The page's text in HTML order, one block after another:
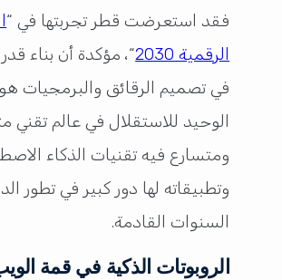
فقد استعرضت قطر تجربتها في “
الرقمية 2030
“، مؤكدة أن بناء
في تصميم الرقائق والبرمجيات
الوحيد للاستقلال في عالم تقني
ومتسارع فيه تقنيات الذكاء
وتطبيقاته لها دور كبير في تطور
السنوات القادمة.
الروبوتات الذكية في قمة